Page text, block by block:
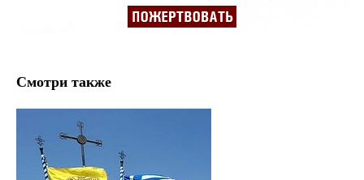
Смотри также